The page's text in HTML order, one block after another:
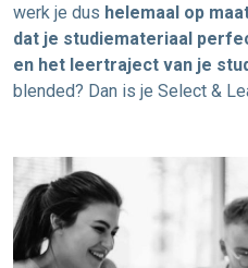
werk je dus helemaal op
dat je studiemateriaal
en het leertraject van je
blended? Dan is je Select &